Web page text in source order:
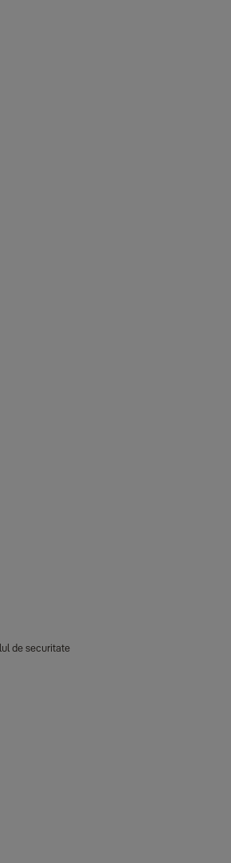
de securitate